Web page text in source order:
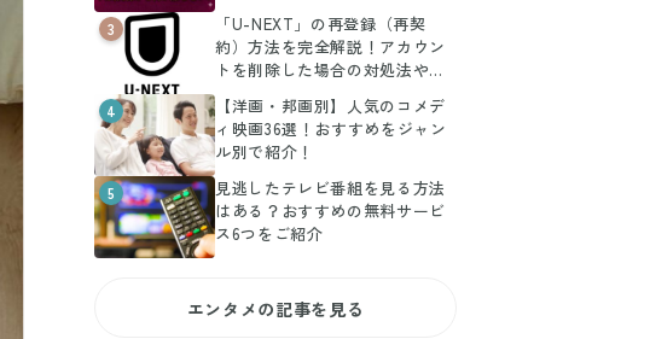
3
「U-NEXT」の再登録（再契
約）方法を完全解説！アカウン
トを削除した場合の対処法や注
4
【洋画・邦画別】人気のコメデ
ィ映画36選！おすすめをジャン
ル別で紹介！
5
見逃したテレビ番組を見る方法
はある？おすすめの無料サービ
ス6つをご紹介
エンタメの記事を見る